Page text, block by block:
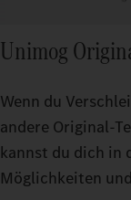
Unimog
Wenn du
andere Original-
kannst du dich in
Möglichkeiten